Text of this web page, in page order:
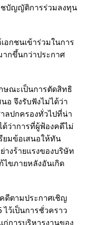
ชบัญญัติการร่วมลงทุน
อกชนเข้าร่วมในการ
ากขึ้นกว่าประกาศ
ษณะเป็นการตัดสิทธิ
อ จึงรับฟังไม่ได้ว่า
ลปกครองทั่วไปที่น่า
ว่าการที่ผู้ฟ้องคดีไม่
ยมข้อเสนอให้ทัน
างร้ายแรงของบริษัท
ไขภายหลังอันเกิด
ดีตามประกาศเชิญ
ว้เป็นการชั่วคราว
การบริหารงานของ